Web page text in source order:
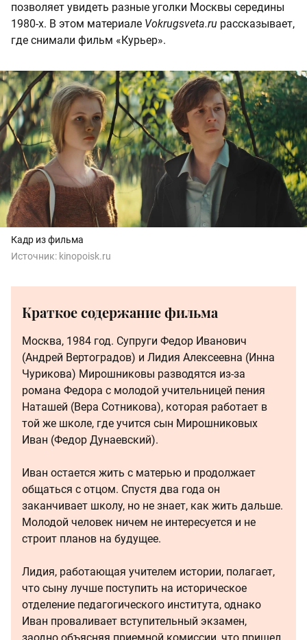
позволяет увидеть разные уголки Москвы середины
1980-х. В этом материале Vokrugsveta.ru рассказывает,
где снимали фильм «Курьер».
Кадр из фильма
Источник: kinopoisk.ru
Краткое содержание фильма
Москва, 1984 год. Супруги Федор Иванович
(Андрей Вертоградов) и Лидия Алексеевна (Инна
Чурикова) Мирошниковы разводятся из-за
романа Федора с молодой учительницей пения
Наташей (Вера Сотникова), которая работает в
той же школе, где учится сын Мирошниковых
Иван (Федор Дунаевский).
Иван остается жить с матерью и продолжает
общаться с отцом. Спустя два года он
заканчивает школу, но не знает, как жить дальше.
Молодой человек ничем не интересуется и не
строит планов на будущее.
Лидия, работающая учителем истории, полагает,
что сыну лучше поступить на историческое
отделение педагогического института, однако
Иван проваливает вступительный экзамен,